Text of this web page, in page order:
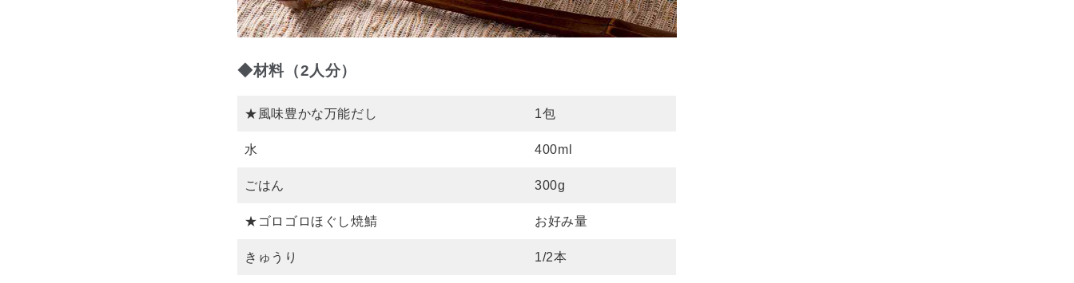
◆材料（2人分）
★風味豊かな万能だし 1包
水 400ml
ごはん 300g
★ゴロゴロほぐし焼鯖 お好み量
きゅうり 1/2本